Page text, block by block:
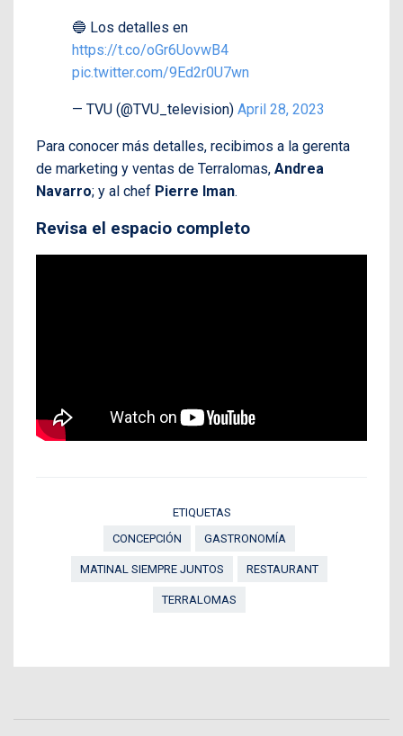
🔵 Los detalles en
https://t.co/oGr6UovwB4
pic.twitter.com/9Ed2r0U7wn
— TVU (@TVU_television) April 28, 2023
Para conocer más detalles, recibimos a la gerenta
de marketing y ventas de Terralomas, Andrea
Navarro; y al chef Pierre Iman.
Revisa el espacio completo
ETIQUETAS
CONCEPCIÓN
GASTRONOMÍA
MATINAL SIEMPRE JUNTOS RESTAURANT
TERRALOMAS